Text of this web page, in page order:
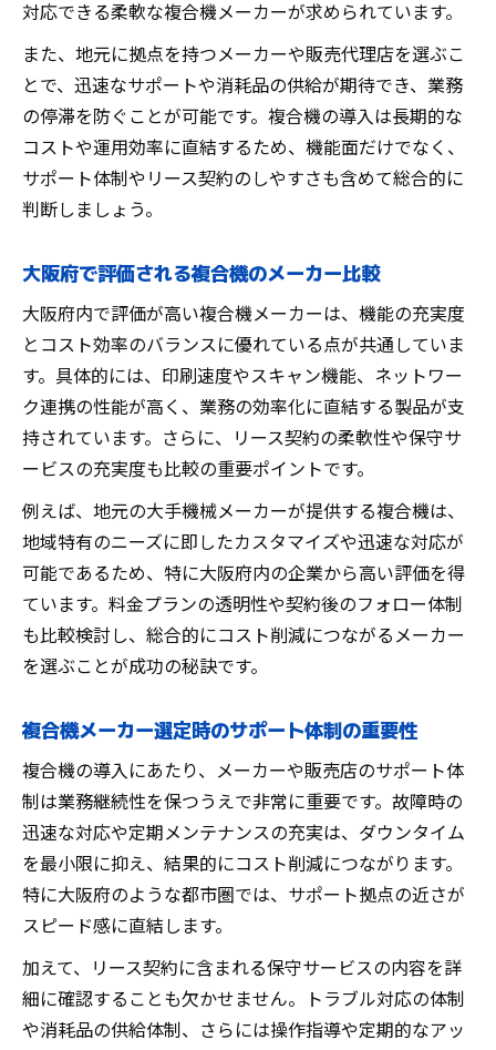
対応できる柔軟な複合機メーカーが求められています。
また、地元に拠点を持つメーカーや販売代理店を選ぶこ
とで、迅速なサポートや消耗品の供給が期待でき、業務
の停滞を防ぐことが可能です。複合機の導入は長期的な
コストや運用効率に直結するため、機能面だけでなく、
サポート体制やリース契約のしやすさも含めて総合的に
判断しましょう。
大阪府で評価される複合機のメーカー比較
大阪府内で評価が高い複合機メーカーは、機能の充実度
とコスト効率のバランスに優れている点が共通していま
す。具体的には、印刷速度やスキャン機能、ネットワー
ク連携の性能が高く、業務の効率化に直結する製品が支
持されています。さらに、リース契約の柔軟性や保守サ
ービスの充実度も比較の重要ポイントです。
例えば、地元の大手機械メーカーが提供する複合機は、
地域特有のニーズに即したカスタマイズや迅速な対応が
可能であるため、特に大阪府内の企業から高い評価を得
ています。料金プランの透明性や契約後のフォロー体制
も比較検討し、総合的にコスト削減につながるメーカー
を選ぶことが成功の秘訣です。
複合機メーカー選定時のサポート体制の重要性
複合機の導入にあたり、メーカーや販売店のサポート体
制は業務継続性を保つうえで非常に重要です。故障時の
迅速な対応や定期メンテナンスの充実は、ダウンタイム
を最小限に抑え、結果的にコスト削減につながります。
特に大阪府のような都市圏では、サポート拠点の近さが
スピード感に直結します。
加えて、リース契約に含まれる保守サービスの内容を詳
細に確認することも欠かせません。トラブル対応の体制
や消耗品の供給体制、さらには操作指導や定期的なアッ